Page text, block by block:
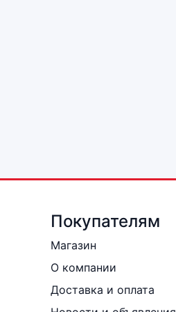
Покупателям
Магазин
О компании
Доставка и оплата